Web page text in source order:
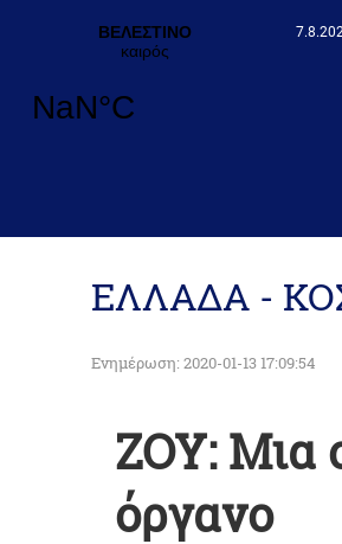
ΕΛΛΑΔΑ -
Ενημέρωση: 2020-01-13 17:09:54
ΖΟΥ: Μια
όργανο